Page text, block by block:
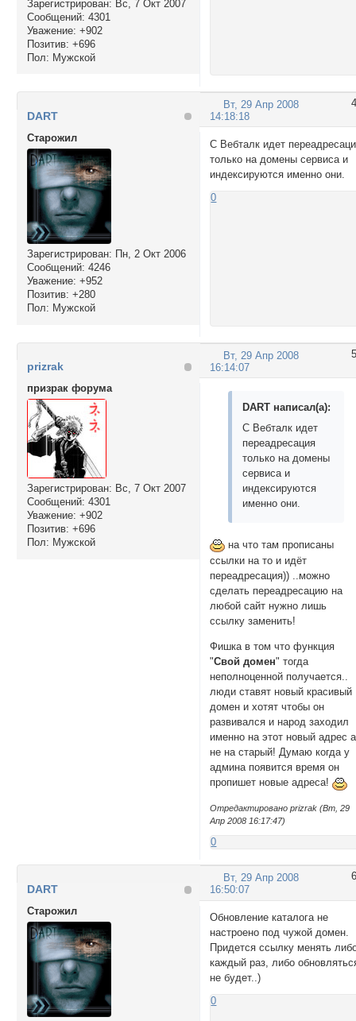
Зарегистрирован: Вс, 7 Окт 2007
Сообщений: 4301
Уважение: +902
Позитив: +696
Пол: Мужской
4
Вт, 29 Апр 2008
14:18:18
DART
Cтарожил
Зарегистрирован: Пн, 2 Окт 2006
Сообщений: 4246
Уважение: +952
Позитив: +280
Пол: Мужской
С Вебталк идет
только на домены сервиса и
индексируются именно они.
0
5
Вт, 29 Апр 2008
16:14:07
prizrak
призрак форума
Зарегистрирован: Вс, 7 Окт 2007
Сообщений: 4301
Уважение: +902
Позитив: +696
Пол: Мужской
DART написал(а):
С Вебталк идет
переадресация
только на домены
сервиса и
индексируются
именно они.
на что там прописаны
ссылки на то и идёт
переадресация)) ..можно
сделать переадресацию на
любой сайт нужно лишь
ссылку заменить!
Фишка в том что функция
"Свой домен" тогда
неполноценной получается..
люди ставят новый красивый
домен и хотят чтобы он
развивался и народ заходил
именно на этот новый адрес а
не на старый! Думаю когда у
админа появится время он
пропишет новые адреса!
Отредактировано prizrak (Вт, 29
Апр 2008 16:17:47)
0
6
Вт, 29 Апр 2008
16:50:07
DART
Cтарожил
Обновление каталога не
настроено под чужой домен.
Придется ссылку менять
каждый раз, либо
не будет..)
0